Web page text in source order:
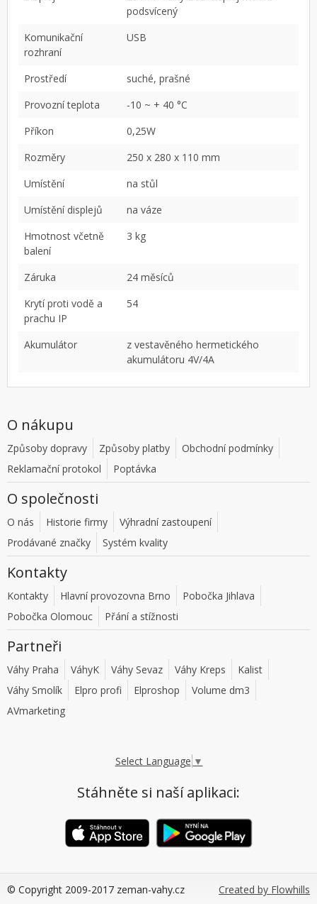
podsvícený
Komunikační
rozhraní
USB
Prostředí
suché, prašné
Provozní teplota
-10 ~ + 40 °C
Příkon
0,25W
Rozměry
250 x 280 x 110 mm
Umístění
na stůl
Umístění displejů
na váze
Hmotnost včetně
balení
3 kg
Záruka
24 měsíců
Krytí proti vodě a
prachu IP
54
Akumulátor
z vestavěného hermetického
akumulátoru 4V/4A
O nákupu
Způsoby dopravy Způsoby platby
Obchodní podmínky
Reklamační protokol
Poptávka
O společnosti
O nás Historie firmy
Výhradní zastoupení
Prodávané značky
Systém kvality
Kontakty
Kontakty Hlavní provozovna Brno
Pobočka Jihlava
Pobočka Olomouc
Přání a stížnosti
Partneři
Váhy Praha VáhyK Váhy Sevaz Váhy Kreps
Kalist
Váhy Smolík
Elpro profi Elproshop
Volume dm3
AVmarketing
Select Language ▼
Stáhněte si naší aplikaci:
© Copyright 2009-2017 zeman-vahy.cz Created by Flowhills